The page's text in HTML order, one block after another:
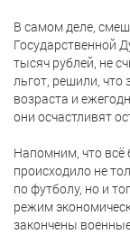
В самом деле,
Государственной
тысяч рублей, не
льгот, решили, что
возраста и
они осчастливят
Напомним, что всё
происходило не
по футболу, но и
режим
закончены